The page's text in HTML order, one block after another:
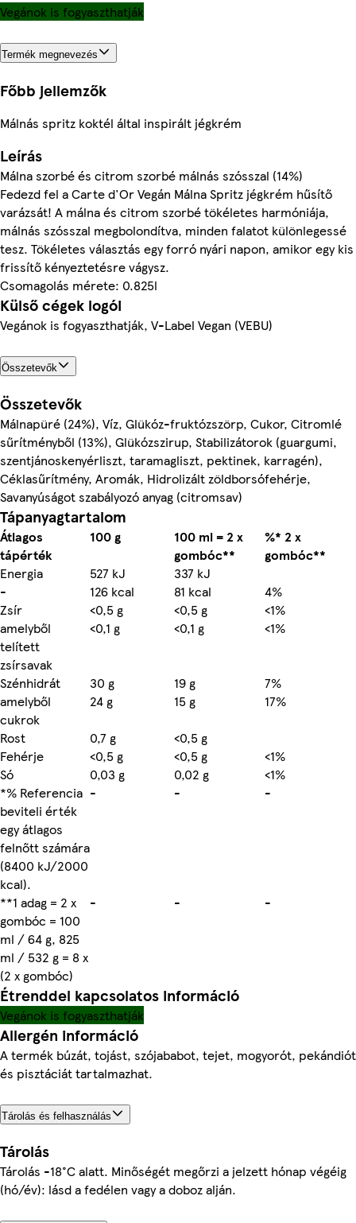
Vegánok is fogyaszthatják
Termék megnevezés
Főbb jellemzők
Málnás spritz koktél által inspirált jégkrém
Leírás
Málna szorbé és citrom szorbé málnás szósszal (14%)
Fedezd fel a Carte d'Or Vegán Málna Spritz jégkrém hűsítő
varázsát! A málna és citrom szorbé tökéletes harmóniája,
málnás szósszal megbolondítva, minden falatot különlegessé
tesz. Tökéletes választás egy forró nyári napon, amikor egy kis
frissítő kényeztetésre vágysz.
Csomagolás mérete: 0.825l
Külső cégek logói
Vegánok is fogyaszthatják, V-Label Vegan (VEBU)
Összetevők
Összetevők
Málnapüré (24%), Víz, Glükóz-fruktózszörp, Cukor, Citromlé
sűrítményből (13%), Glükózszirup, Stabilizátorok (guargumi,
szentjánoskenyérliszt, taramagliszt, pektinek, karragén),
Céklasűrítmény, Aromák, Hidrolizált zöldborsófehérje,
Savanyúságot szabályozó anyag (citromsav)
Tápanyagtartalom
Átlagos
tápérték
100 g
100 ml = 2 x
gombóc**
%* 2 x
gombóc**
Energia
527 kJ
337 kJ
-
126 kcal 81 kcal
4%
Zsír
<0,5 g <0,5 g
<1%
amelyből
telített
zsírsavak
<0,1 g <0,1 g <1%
Szénhidrát 30 g 19 g
7%
amelyből
cukrok
24 g 15 g
17%
Rost
0,7 g
<0,5 g
Fehérje
<0,5 g <0,5 g
<1%
Só
0,03 g 0,02 g
<1%
*% Referencia
beviteli érték
egy átlagos
felnőtt számára
(8400 kJ/2000
kcal).
- - -
**1 adag = 2 x
gombóc = 100
ml / 64 g, 825
ml / 532 g = 8 x
(2 x gombóc)
- - -
Étrenddel kapcsolatos információ
Vegánok is fogyaszthatják
Allergén információ
A termék búzát, tojást, szójababot, tejet, mogyorót, pekándiót
és pisztáciát tartalmazhat.
Tárolás és felhasználás
Tárolás
Tárolás -18°C alatt. Minőségét megőrzi a jelzett hónap végéig
(hó/év): lásd a fedélen vagy a doboz alján.